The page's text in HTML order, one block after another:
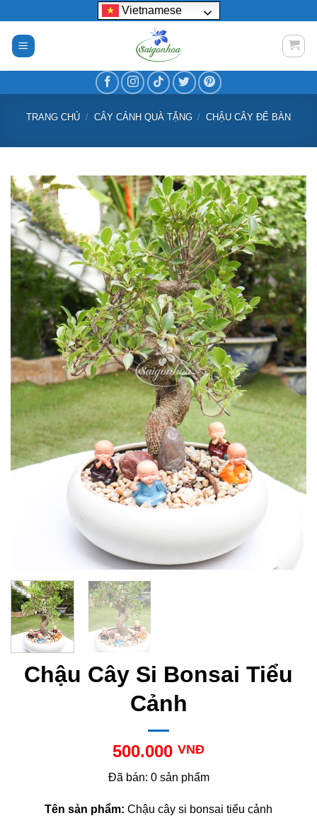
nội
dung
Vietnamese
TRANG CHỦ / CÂY CẢNH QUÀ TẶNG / CHẬU CÂY ĐỂ BÀN
Chậu Cây Si Bonsai Tiểu
Cảnh
500.000 VNĐ
Đã bán: 0 sản phẩm
Tên sản phẩm: Chậu cây si bonsai tiểu cảnh